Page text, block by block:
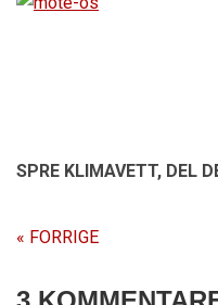
SPRE KLIMAVETT, DEL
« FORRIGE